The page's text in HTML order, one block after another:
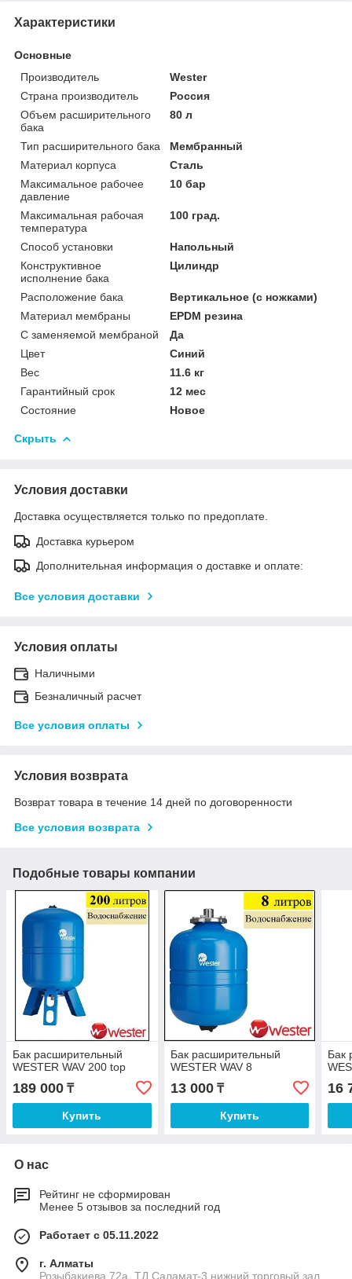
Характеристики
Основные
Производитель
Wester
Страна производитель
Россия
Объем расширительного
бака
80 л
Тип расширительного бака
Мембранный
Материал корпуса
Сталь
Максимальное рабочее
давление
10 бар
Максимальная рабочая
температура
100 град.
Способ установки
Напольный
Конструктивное
исполнение бака
Цилиндр
Расположение бака
Вертикальное (с ножками)
Материал мембраны
EPDM резина
С заменяемой мембраной
Да
Цвет
Синий
Вес
11.6 кг
Гарантийный срок
12 мес
Состояние
Новое
Скрыть
Условия доставки
Доставка осуществляется только по предоплате.
Доставка курьером
Дополнительная информация о доставке и оплате:
Все условия доставки
Условия оплаты
Наличными
Безналичный расчет
Все условия оплаты
Условия возврата
Возврат товара в течение 14 дней по договоренности
Все условия возврата
Подобные товары компании
Бак расширительный
WESTER WAV 200 top
189 000 ₸
Купить
Бак расширительный
WESTER WAV 8
13 000₸
Купить
Бак
16
О нас
Рейтинг не сформирован
Менее 5 отзывов за последний год
Работает с 05.11.2022
г. Алматы
Розыбакиева 72а, ТД Саламат-3 нижний торговый зал,